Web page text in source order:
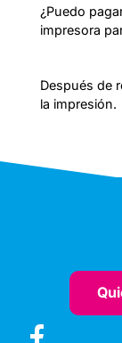
¿Puedo
impresora
Después de
la impresión.